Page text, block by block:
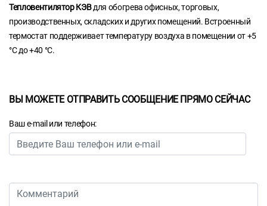
Тепловентилятор КЭВдля обогрева офисных, торговых,
производственных, складских и других помещений. Встроенный
термостат поддерживает температуру воздуха в помещении от +5
°С до +40 °С.
ВЫ МОЖЕТЕ ОТПРАВИТЬ СООБЩЕНИЕ ПРЯМО СЕЙЧАС
Ваш e-mail или телефон: